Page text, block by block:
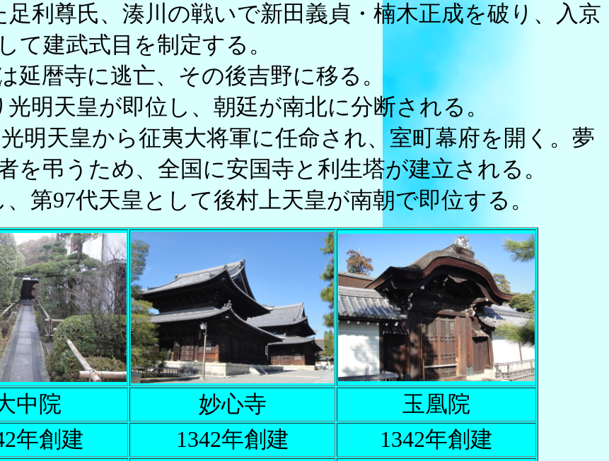
利尊氏、湊川の戦いで新田義貞・楠木正成を破り、入京
して建武式目を制定する。
延暦寺に逃亡、その後吉野に移る。
明天皇が即位し、朝廷が南北に分断される。
明天皇から征夷大将軍に任命され、室町幕府を開く。夢
を弔うため、全国に安国寺と利生塔が建立される。
第97代天皇として後村上天皇が南朝で即位する。
中院 妙心寺
玉凰院
年創建 1342年創建
1342年創建